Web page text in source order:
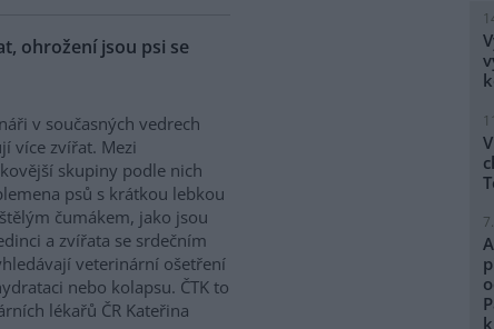
ohrožení jsou psi se
v současných vedrech
více zvířat. Mezi
skupiny podle nich
psů s krátkou lebkou
čumákem, jako jsou
a zvířata se srdečním
veterinární ošetření
nebo kolapsu. ČTK to
lékařů ČR Kateřina